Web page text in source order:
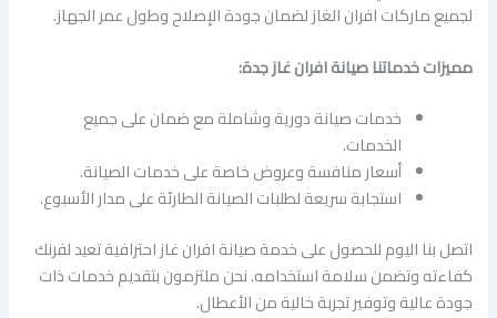
لجميع ماركات افران الغاز لضمان جودة الإصلاح وطول عمر الجهاز.
مميزات خدماتنا صيانة افران غاز جدة:
خدمات صيانة دورية وشاملة مع ضمان على جميع
الخدمات.
أسعار منافسة وعروض خاصة على خدمات الصيانة.
استجابة سريعة لطلبات الصيانة الطارئة على مدار الأسبوع.
اتصل بنا اليوم للحصول على خدمة صيانة افران غاز احترافية تعيد لفرنك
كفاءته وتضمن سلامة استخدامه. نحن ملتزمون بتقديم خدمات ذات
جودة عالية وتوفير تجربة خالية من الأعطال.